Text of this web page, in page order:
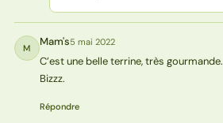
M Mam's5 mai 2022
C’est une belle terrine, très gourmande.
Bizzz.
Répondre